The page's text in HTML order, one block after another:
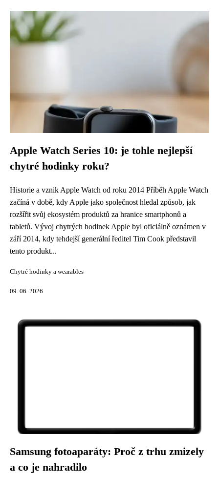
Apple Watch Series 10: je tohle nejlepší
chytré hodinky roku?
Historie a vznik Apple Watch od roku 2014 Příběh Apple Watch
začíná v době, kdy Apple jako společnost hledal způsob, jak
rozšířit svůj ekosystém produktů za hranice smartphonů a
tabletů. Vývoj chytrých hodinek Apple byl oficiálně oznámen v
září 2014, kdy tehdejší generální ředitel Tim Cook představil
tento produkt...
Chytré hodinky a wearables
09. 06. 2026
Samsung fotoaparáty: Proč z trhu zmizely
a co je nahradilo